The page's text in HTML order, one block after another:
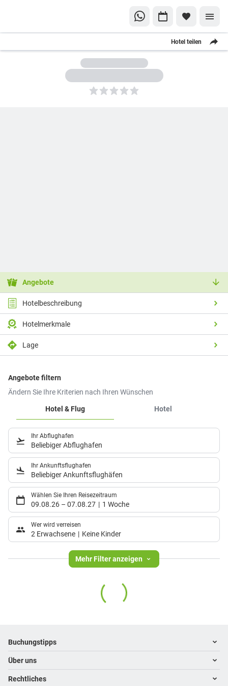
Hotel teilen
5
Angebote
Hotelbeschreibung
Hotelmerkmale
Lage
Angebote filtern
Ändern Sie Ihre Kriterien nach Ihren Wünschen
Hotel & Flug
Hotel
Ihr Abflughafen
Beliebiger Abflughafen
Ihr Ankunftsflughafen
Beliebiger Ankunftsflughäfen
Wählen Sie Ihren Reisezeitraum
09.08.26 – 07.08.27 1 Woche
Wer wird verreisen
2 Erwachsene Keine Kinder
Mehr Filter anzeigen
Footer navigation
Buchungstipps
Warum im Reisebüro buchen
Hoteltipps
Über uns
Kontakt
Rechtliches